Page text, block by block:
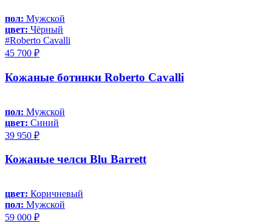
пол: Мужской
цвет: Чёрный
#Roberto Cavalli
45 700 ₽
Кожаные ботинки Roberto Cavalli
пол: Мужской
цвет: Синий
39 950 ₽
Кожаные челси Blu Barrett
цвет: Коричневый
пол: Мужской
59 000 ₽